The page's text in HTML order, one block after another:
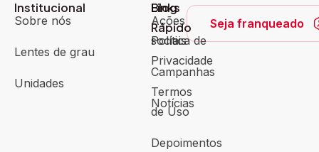
Institucional
Sobre nós
Lentes de grau
Unidades
Blog
Ações
sociais
Campanhas
Notícias
Links
Rápido
Política de
Privacidade
Termos
de Uso
Depoimentos
Seja franqueado